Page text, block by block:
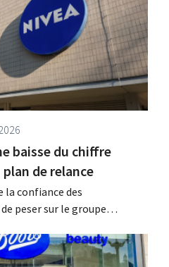
baisse du chiffre
de relance
la confiance des
peser sur le groupe
même à une légère
pour l'ensemble de